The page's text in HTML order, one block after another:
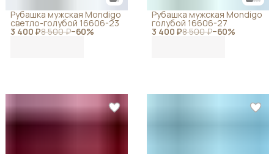
3 400 ₽8 500 ₽−60%
Рубашка мужская Mondigo
светло-голубой 16606-23
3 400 ₽8 500 ₽−60%
Рубашка мужская Mondigo
голубой 16606-27